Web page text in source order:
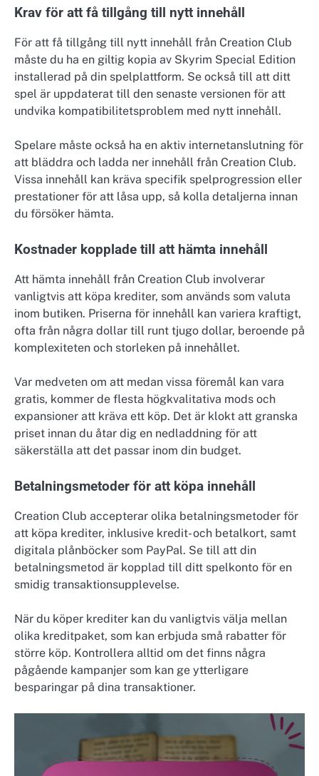
Krav för att få tillgång till nytt innehåll
För att få tillgång till nytt innehåll från Creation Club
måste du ha en giltig kopia av Skyrim Special Edition
installerad på din spelplattform. Se också till att ditt
spel är uppdaterat till den senaste versionen för att
undvika kompatibilitetsproblem med nytt innehåll.
Spelare måste också ha en aktiv internetanslutning för
att bläddra och ladda ner innehåll från Creation Club.
Vissa innehåll kan kräva specifik spelprogression eller
prestationer för att låsa upp, så kolla detaljerna innan
du försöker hämta.
Kostnader kopplade till att hämta innehåll
Att hämta innehåll från Creation Club involverar
vanligtvis att köpa krediter, som används som valuta
inom butiken. Priserna för innehåll kan variera kraftigt,
ofta från några dollar till runt tjugo dollar, beroende på
komplexiteten och storleken på innehållet.
Var medveten om att medan vissa föremål kan vara
gratis, kommer de flesta högkvalitativa mods och
expansioner att kräva ett köp. Det är klokt att granska
priset innan du åtar dig en nedladdning för att
säkerställa att det passar inom din budget.
Betalningsmetoder för att köpa innehåll
Creation Club accepterar olika betalningsmetoder för
att köpa krediter, inklusive kredit- och betalkort, samt
digitala plånböcker som PayPal. Se till att din
betalningsmetod är kopplad till ditt spelkonto för en
smidig transaktionsupplevelse.
När du köper krediter kan du vanligtvis välja mellan
olika kreditpaket, som kan erbjuda små rabatter för
större köp. Kontrollera alltid om det finns några
pågående kampanjer som kan ge ytterligare
besparingar på dina transaktioner.